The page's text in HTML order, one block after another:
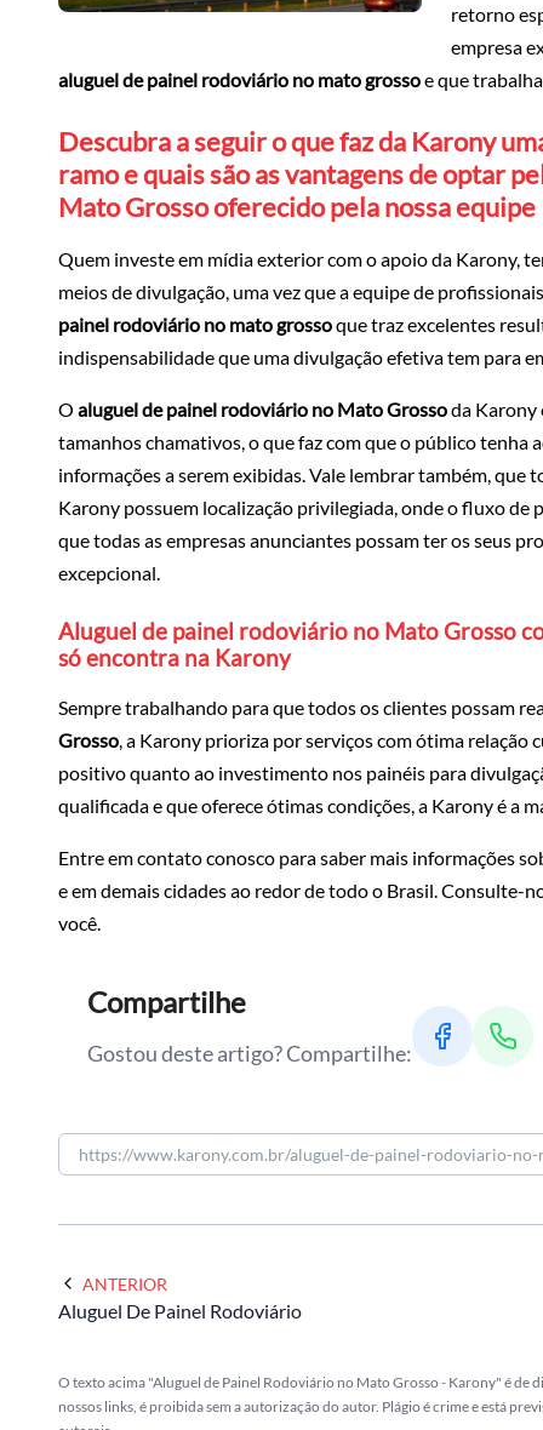
retorno
empresa
aluguel de painel rodoviário no mato grossoe que
Descubra a seguir o que faz da Karony
ramo e quais são as vantagens de optar
Mato Grosso oferecido pela nossa equipe
Quem investe em mídia exterior com o apoio da Karony,
meios de divulgação, uma vez que a equipe de
painel rodoviário no mato grossoque traz excelentes
indispensabilidade que uma divulgação efetiva tem para
O aluguel de painel rodoviário no Mato Grossoda Karony
tamanhos chamativos, o que faz com que o público tenha
informações a serem exibidas. Vale lembrar também, que
Karony possuem localização privilegiada, onde o fluxo de
que todas as empresas anunciantes possam ter os seus
excepcional.
Aluguel de painel rodoviário no Mato Grosso
só encontra na Karony
Sempre trabalhando para que todos os clientes possam
Grosso, a Karony prioriza por serviços com ótima
positivo quanto ao investimento nos painéis para
qualificada e que oferece ótimas condições, a Karony é a
Entre em contato conosco para saber mais informações
e em demais cidades ao redor de todo o Brasil. Consulte-
você.
Compartilhe
Gostou deste artigo? Compartilhe:
ANTERIOR
Aluguel De Painel Rodoviário
O texto acima "Aluguel de Painel Rodoviário no Mato Grosso - Karony" é
nossos links, é proibida sem a autorização do autor. Plágio é crime e está